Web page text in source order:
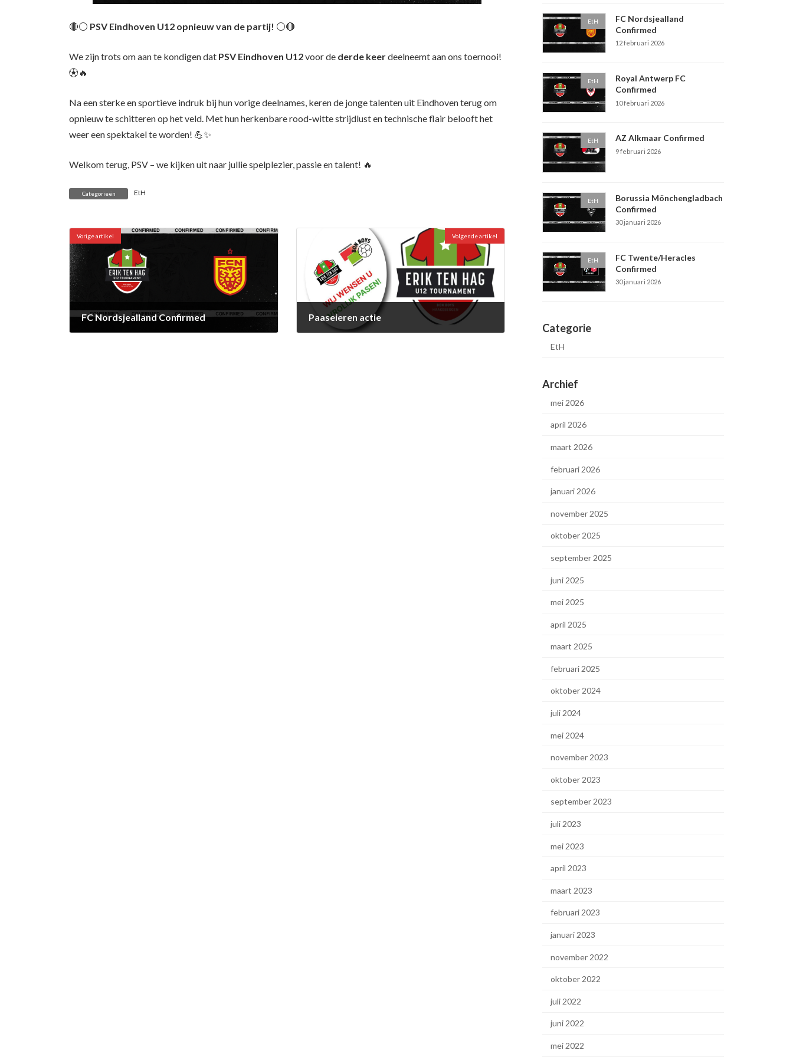
🔴⚪ PSV Eindhoven U12 opnieuw van de partij! ⚪🔴
We zijn trots om aan te kondigen dat PSV Eindhoven U12voor de derde keerdeelneemt aan ons toernooi!
⚽🔥
Na een sterke en sportieve indruk bij hun vorige deelnames, keren de jonge talenten uit Eindhoven terug om
opnieuw te schitteren op het veld. Met hun herkenbare rood-witte strijdlust en technische flair belooft het
weer een spektakel te worden! 💪✨
Welkom terug, PSV – we kijken uit naar jullie spelplezier, passie en talent! 🔥
Categorieën EtH
Vorige artikel
FC Nordsjealland Confirmed
Volgende artikel
Paaseieren actie
EtH
FC Nordsjealland
Confirmed
12 februari 2026
EtH
Royal Antwerp FC
Confirmed
10 februari 2026
EtH AZ Alkmaar Confirmed
9 februari 2026
EtH
Borussia Mönchengladbach
Confirmed
30 januari 2026
EtH
FC Twente/Heracles
Confirmed
30 januari 2026
Categorie
EtH
Archief
mei 2026
april 2026
maart 2026
februari 2026
januari 2026
november 2025
oktober 2025
september 2025
juni 2025
mei 2025
april 2025
maart 2025
februari 2025
oktober 2024
juli 2024
mei 2024
november 2023
oktober 2023
september 2023
juli 2023
mei 2023
april 2023
maart 2023
februari 2023
januari 2023
november 2022
oktober 2022
juli 2022
juni 2022
mei 2022